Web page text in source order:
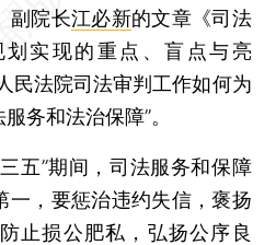
副院长江必新的文章《司法
划实现的重点、盲点与亮
民法院司法审判工作如何为
务和法治保障”。
”期间，司法服务和保障
一，要惩治违约失信，褒扬
止损公肥私，弘扬公序良